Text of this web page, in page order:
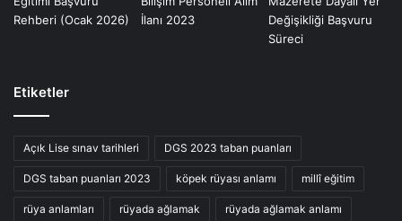
Etiketler
Açık Lise sınav tarihleri DGS 2023 taban puanları
DGS taban puanları 2023 köpek rüyası anlamı millî eğitim
rüya anlamları rüyada ağlamak rüyada ağlamak anlamı